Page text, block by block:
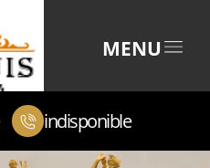
MENU
indisponible